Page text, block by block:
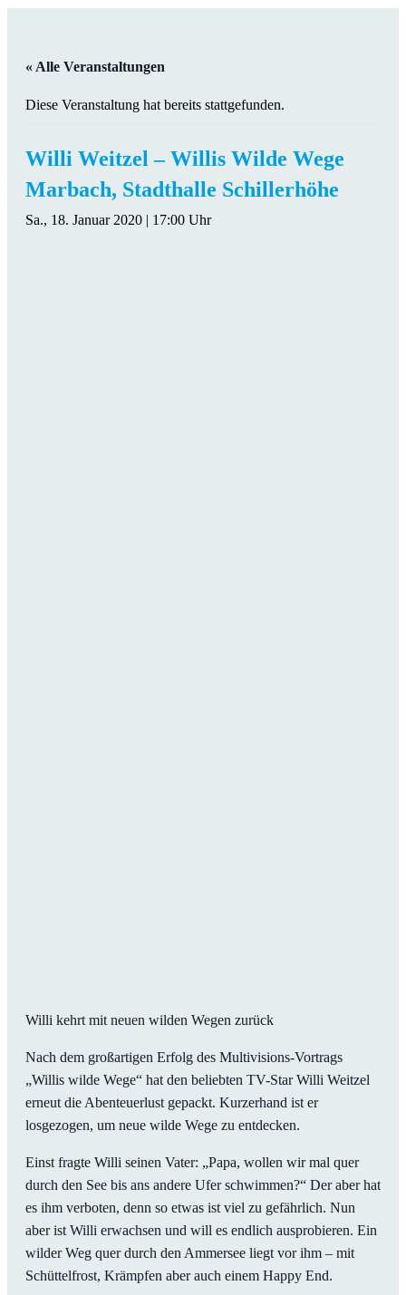
« Alle Veranstaltungen
Diese Veranstaltung hat bereits stattgefunden.
Willi Weitzel – Willis Wilde Wege
Marbach, Stadthalle Schillerhöhe
Sa., 18. Januar 2020 | 17:00 Uhr
Willi kehrt mit neuen wilden Wegen zurück
Nach dem großartigen Erfolg des Multivisions-Vortrags
„Willis wilde Wege“ hat den beliebten TV-Star Willi Weitzel
erneut die Abenteuerlust gepackt. Kurzerhand ist er
losgezogen, um neue wilde Wege zu entdecken.
Einst fragte Willi seinen Vater: „Papa, wollen wir mal quer
durch den See bis ans andere Ufer schwimmen?“ Der aber hat
es ihm verboten, denn so etwas ist viel zu gefährlich. Nun
aber ist Willi erwachsen und will es endlich ausprobieren. Ein
wilder Weg quer durch den Ammersee liegt vor ihm – mit
Schüttelfrost, Krämpfen aber auch einem Happy End.